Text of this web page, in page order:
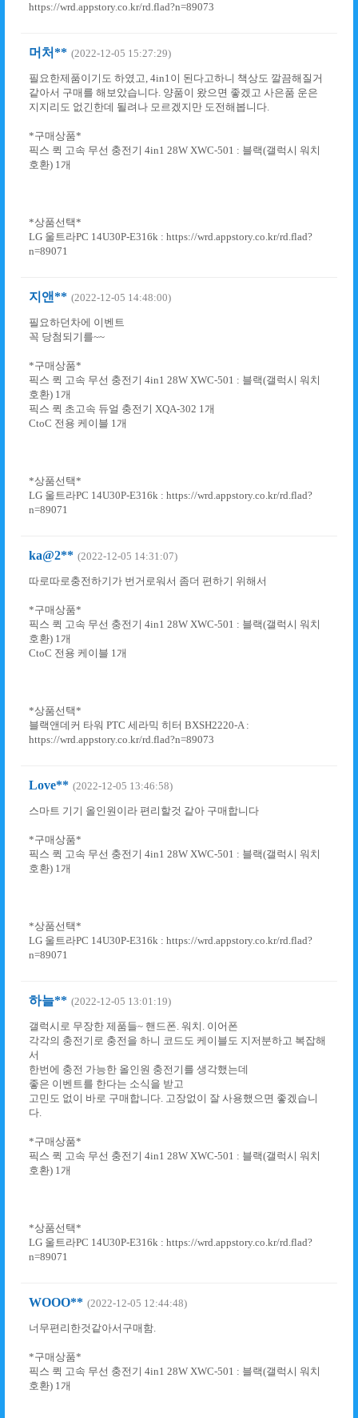
https://wrd.appstory.co.kr/rd.flad?n=89073
머처** (2022-12-05 15:27:29)
필요한제품이기도 하였고, 4in1이 된다고하니 책상도 깔끔해질거
같아서 구매를 해보았습니다. 양품이 왔으면 좋겠고 사은품 운은
지지리도 없긴한데 될려나 모르겠지만 도전해봅니다.
*구매상품*
픽스 퀵 고속 무선 충전기 4in1 28W XWC-501 : 블랙(갤럭시 워치
호환) 1개
*상품선택*
LG 울트라PC 14U30P-E316k : https://wrd.appstory.co.kr/rd.flad?
n=89071
지앤** (2022-12-05 14:48:00)
필요하던차에 이벤트
꼭 당첨되기를~~
*구매상품*
픽스 퀵 고속 무선 충전기 4in1 28W XWC-501 : 블랙(갤럭시 워치
호환) 1개
픽스 퀵 초고속 듀얼 충전기 XQA-302 1개
CtoC 전용 케이블 1개
*상품선택*
LG 울트라PC 14U30P-E316k : https://wrd.appstory.co.kr/rd.flad?
n=89071
ka@2** (2022-12-05 14:31:07)
따로따로충전하기가 번거로워서 좀더 편하기 위해서
*구매상품*
픽스 퀵 고속 무선 충전기 4in1 28W XWC-501 : 블랙(갤럭시 워치
호환) 1개
CtoC 전용 케이블 1개
*상품선택*
블랙앤데커 타워 PTC 세라믹 히터 BXSH2220-A :
https://wrd.appstory.co.kr/rd.flad?n=89073
Love** (2022-12-05 13:46:58)
스마트 기기 올인원이라 편리할것 같아 구매합니다
*구매상품*
픽스 퀵 고속 무선 충전기 4in1 28W XWC-501 : 블랙(갤럭시 워치
호환) 1개
*상품선택*
LG 울트라PC 14U30P-E316k : https://wrd.appstory.co.kr/rd.flad?
n=89071
하늘** (2022-12-05 13:01:19)
갤럭시로 무장한 제품들~ 핸드폰. 워치. 이어폰
각각의 충전기로 충전을 하니 코드도 케이블도 지저분하고 복잡해
서
한번에 충전 가능한 올인원 충전기를 생각했는데
좋은 이벤트를 한다는 소식을 받고
고민도 없이 바로 구매합니다. 고장없이 잘 사용했으면 좋겠습니
다.
*구매상품*
픽스 퀵 고속 무선 충전기 4in1 28W XWC-501 : 블랙(갤럭시 워치
호환) 1개
*상품선택*
LG 울트라PC 14U30P-E316k : https://wrd.appstory.co.kr/rd.flad?
n=89071
WOOO** (2022-12-05 12:44:48)
너무편리한것같아서구매함.
*구매상품*
픽스 퀵 고속 무선 충전기 4in1 28W XWC-501 : 블랙(갤럭시 워치
호환) 1개